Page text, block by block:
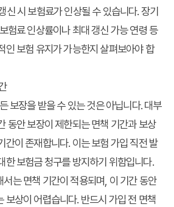
신 시 보험료가 인상될 수 있습니다. 장기
험료 인상률이나 최대 갱신 가능 연령 등
인 보험 유지가 가능한지 살펴보아야 합
보장을 받을 수 있는 것은 아닙니다. 대부
동안 보장이 제한되는 면책 기간과 보상
간이 존재합니다. 이는 보험 가입 직전 발
한 보험금 청구를 방지하기 위함입니다.
는 면책 기간이 적용되며, 이 기간 동안
보상이 어렵습니다. 반드시 가입 전 면책